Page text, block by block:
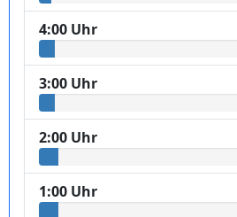
4:00 Uhr
3:00 Uhr
2:00 Uhr
1:00 Uhr